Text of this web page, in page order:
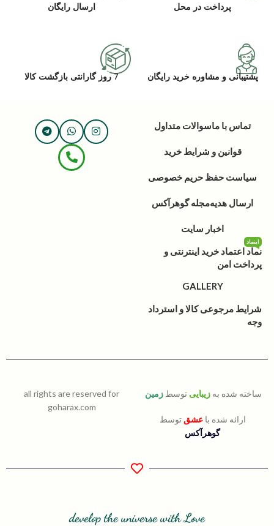
پرداخت در محل ارسال رایگان
پشتیبانی و مشاوره خرید رایگان 7 روز گارانتی بازگشت کالا
تماس با ماسوالات متداول
قوانین و شرایط خرید
سیاست حفظ حریم خصوصی
ارسال هدیهمجله گوهرآکس
اخبار سایت
نماد اعتماد خرید اینترنتی و
پرداخت امن
اینماد
GALLERY
شرایط مرجوعی کالا و استرداد
وجه
ساخته شده به زیبایی توسط زمین
ارائه شده باعشق توسط
گوهرآکس
all rights are reserved for
goharax.com
develop the universe with Love